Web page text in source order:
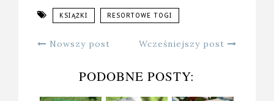
KSIĄŻKI RESORTOWE TOGI
Nowszy post Wcześniejszy post
PODOBNE POSTY: